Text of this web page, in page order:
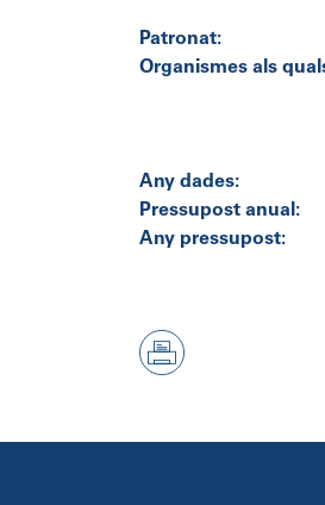
Patronat:
Organismes als
Any dades:
Pressupost anual:
Any pressupost: